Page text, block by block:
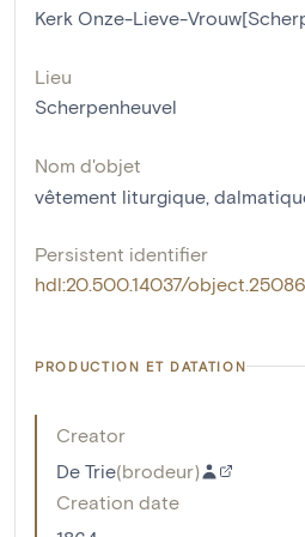
Kerk Onze-Lieve-
Lieu
Scherpenheuvel
Nom d'objet
vêtement liturgique,
Persistent identifier
hdl:20.500.14037/object.25086
PRODUCTION ET DATATION
Creator
De Trie(brodeur)
Creation date